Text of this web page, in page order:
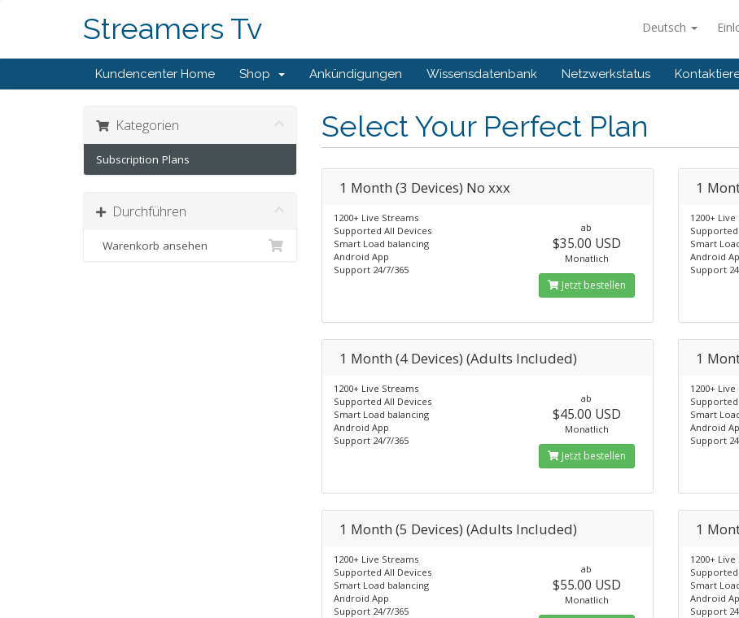
Deutsch
Streamers Tv
Kundencenter Home Shop Ankündigungen Wissensdatenbank Netzwerkstatus
Select Your Perfect Plan
Kategorien
Subscription Plans
Durchführen
Warenkorb ansehen
1 Month (3 Devices) No xxx
1200+ Live Streams
Supported All Devices
Smart Load balancing
Android App
Support 24/7/365
ab
$35.00 USD
Monatlich
Jetzt bestellen
1
1200+
Smart
Android
Support
1 Month (4 Devices) (Adults Included)
1200+ Live Streams
Supported All Devices
Smart Load balancing
Android App
Support 24/7/365
ab
$45.00 USD
Monatlich
Jetzt bestellen
1
1200+
Smart
Android
Support
1 Month (5 Devices) (Adults Included)
1200+ Live Streams
Supported All Devices
Smart Load balancing
Android App
Support 24/7/365
ab
$55.00 USD
Monatlich
1
1200+
Smart
Android
Support